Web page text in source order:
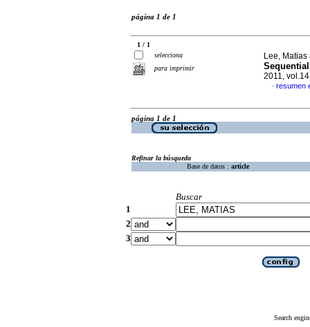
página 1 de 1
1 / 1
selecciona
para imprimir
Lee,
2011,
· resumen
página 1 de 1
Refinar la búsqueda
Base de datos : article
Buscar
1
2
3
Search